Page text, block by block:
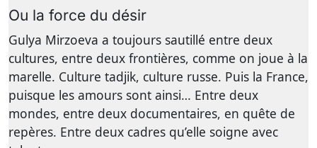
Ou la force du désir
Gulya Mirzoeva a toujours sautillé entre deux
cultures, entre deux frontières, comme on joue à la
marelle. Culture tadjik, culture russe. Puis la France,
puisque les amours sont ainsi… Entre deux
mondes, entre deux documentaires, en quête de
repères. Entre deux cadres qu’elle soigne avec